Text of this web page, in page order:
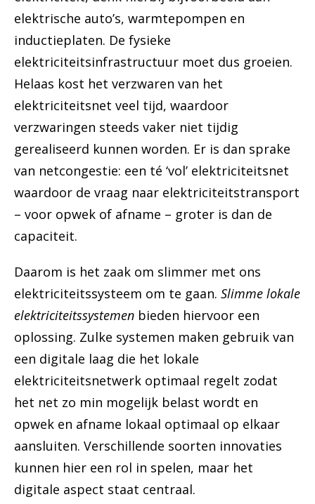
elektrische auto’s, warmtepompen en
inductieplaten. De fysieke
elektriciteitsinfrastructuur moet dus groeien.
Helaas kost het verzwaren van het
elektriciteitsnet veel tijd, waardoor
verzwaringen steeds vaker niet tijdig
gerealiseerd kunnen worden. Er is dan sprake
van netcongestie: een té ‘vol’ elektriciteitsnet
waardoor de vraag naar elektriciteitstransport
– voor opwek of afname – groter is dan de
capaciteit.
Daarom is het zaak om slimmer met ons
elektriciteitssysteem om te gaan. Slimme lokale
elektriciteitssystemen bieden hiervoor een
oplossing. Zulke systemen maken gebruik van
een digitale laag die het lokale
elektriciteitsnetwerk optimaal regelt zodat
het net zo min mogelijk belast wordt en
opwek en afname lokaal optimaal op elkaar
aansluiten. Verschillende soorten innovaties
kunnen hier een rol in spelen, maar het
digitale aspect staat centraal.